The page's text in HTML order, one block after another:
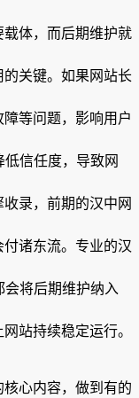
体，而后期维护就
关键。如果网站长
等问题，影响用户
信任度，导致网
录，前期的汉中网
诸东流。专业的汉
会将后期维护纳入
站持续稳定运行。
核心内容，做到有的